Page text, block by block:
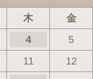
木 金
4
5
11
12